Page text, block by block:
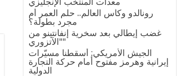
رونالدو وكأس العالم.. حلم العمر أم
مجرد بطولة؟
غضب إيطالي بعد سخرية إنفانتينو من
"الآتزوري"
الجيش الأمريكي: أسقطنا مسيّرات
إيرانية وهرمز مفتوح أمام حركة التجارة
الدولية